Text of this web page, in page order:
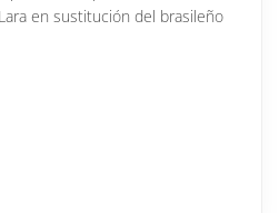
en sustitución del brasileño